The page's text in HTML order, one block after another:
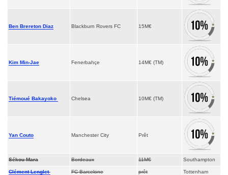
Ben Brereton Diaz Blackburn Rovers FC 15M€
Kim Min-Jae Fenerbahçe 14M€ (TM)
Tiémoué Bakayoko Chelsea 10M€ (TM)
Yan Couto Manchester City Prêt
Sékou Mara Bordeaux 11M€ Southampton
Clément Lenglet FC Barcelone prêt Tottenham